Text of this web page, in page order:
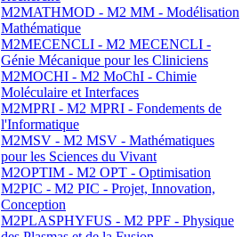
M2MATHMOD - M2 MM - Modélisation
Mathématique
M2MECENCLI - M2 MECENCLI -
Génie Mécanique pour les Cliniciens
M2MOCHI - M2 MoChI - Chimie
Moléculaire et Interfaces
M2MPRI - M2 MPRI - Fondements de
l'Informatique
M2MSV - M2 MSV - Mathématiques
pour les Sciences du Vivant
M2OPTIM - M2 OPT - Optimisation
M2PIC - M2 PIC - Projet, Innovation,
Conception
M2PLASPHYFUS - M2 PPF - Physique